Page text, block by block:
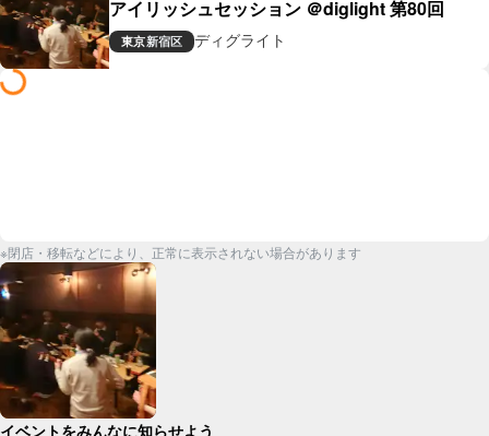
アイリッシュセッション ＠diglight 第80回
東京新宿区 ディグライト
※閉店・移転などにより、正常に表示されない場合があります
イベントをみんなに知らせよう